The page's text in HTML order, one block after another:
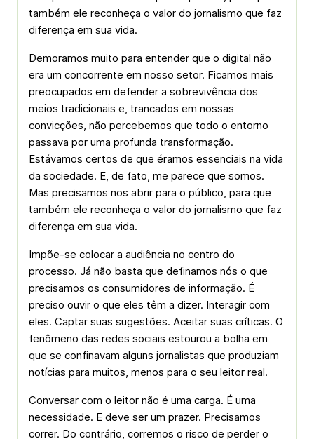
também ele reconheça o valor do jornalismo que faz
diferença em sua vida.
Demoramos muito para entender que o digital não
era um concorrente em nosso setor. Ficamos mais
preocupados em defender a sobrevivência dos
meios tradicionais e, trancados em nossas
convicções, não percebemos que todo o entorno
passava por uma profunda transformação.
Estávamos certos de que éramos essenciais na vida
da sociedade. E, de fato, me parece que somos.
Mas precisamos nos abrir para o público, para que
também ele reconheça o valor do jornalismo que faz
diferença em sua vida.
Impõe-se colocar a audiência no centro do
processo. Já não basta que definamos nós o que
precisamos os consumidores de informação. É
preciso ouvir o que eles têm a dizer. Interagir com
eles. Captar suas sugestões. Aceitar suas críticas. O
fenômeno das redes sociais estourou a bolha em
que se confinavam alguns jornalistas que produziam
notícias para muitos, menos para o seu leitor real.
Conversar com o leitor não é uma carga. É uma
necessidade. E deve ser um prazer. Precisamos
correr. Do contrário, corremos o risco de perder o